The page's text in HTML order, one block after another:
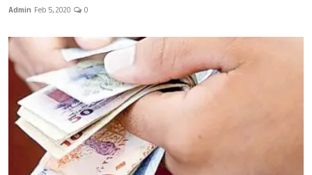
Admin Feb 5, 2020 0